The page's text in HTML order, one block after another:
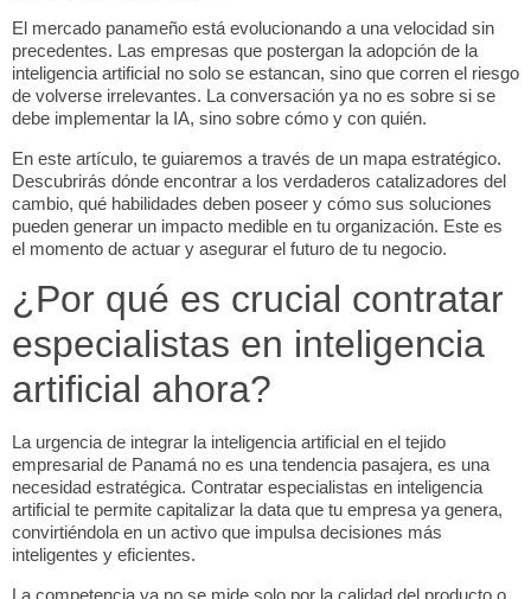
El mercado panameño está evolucionando a una velocidad sin
precedentes. Las empresas que postergan la adopción de la
inteligencia artificial no solo se estancan, sino que corren el riesgo
de volverse irrelevantes. La conversación ya no es sobre si se
debe implementar la IA, sino sobre cómo y con quién.
En este artículo, te guiaremos a través de un mapa estratégico.
Descubrirás dónde encontrar a los verdaderos catalizadores del
cambio, qué habilidades deben poseer y cómo sus soluciones
pueden generar un impacto medible en tu organización. Este es
el momento de actuar y asegurar el futuro de tu negocio.
¿Por qué es crucial contratar
especialistas en inteligencia
artificial ahora?
La urgencia de integrar la inteligencia artificial en el tejido
empresarial de Panamá no es una tendencia pasajera, es una
necesidad estratégica. Contratar especialistas en inteligencia
artificial te permite capitalizar la data que tu empresa ya genera,
convirtiéndola en un activo que impulsa decisiones más
inteligentes y eficientes.
La competencia ya no se mide solo por la calidad del producto o